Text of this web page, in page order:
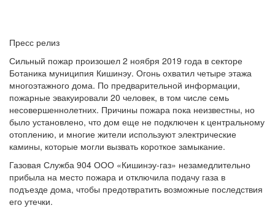
Пресс релиз
Сильный пожар произошел 2 ноября 2019 года в секторе
Ботаника муниципия Кишинэу. Огонь охватил четыре этажа
многоэтажного дома. По предварительной информации,
пожарные эвакуировали 20 человек, в том числе семь
несовершеннолетних. Причины пожара пока неизвестны, но
было установлено, что дом еще не подключен к центральному
отоплению, и многие жители используют электрические
камины, которые могли вызвать короткое замыкание.
Газовая Служба 904 ООО «Кишинэу-газ» незамедлительно
прибыла на место пожара и отключила подачу газа в
подъезде дома, чтобы предотвратить возможные последствия
его утечки.